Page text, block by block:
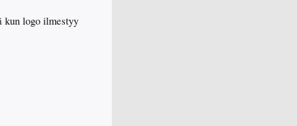
kun logo ilmestyy